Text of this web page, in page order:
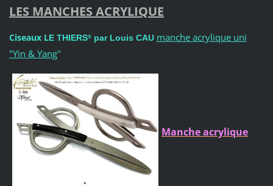
LES MANCHES ACRYLIQUE
Ciseaux LE THIERS®par Louis CAU manche acrylique uni
"Yin & Yang"
Manche acrylique